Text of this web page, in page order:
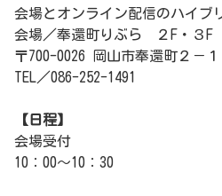
会場とオンライン配信のハイブ
会場／奉還町りぶら ２F・３F
〒700-0026 岡山市奉還町２－１
TEL／086-252-1491
【日程】
会場受付
10：00～10：30